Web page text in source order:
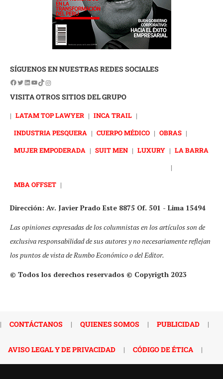
SÍGUENOS EN NUESTRAS REDES SOCIALES
VISITA OTROS SITIOS DEL GRUPO
| LATAM TOP LAWYER | INCA TRAIL |
INDUSTRIA PESQUERA | CUERPO MÉDICO | OBRAS |
MUJER EMPODERADA | SUIT MEN | LUXURY | LA BARRA
|
MBA OFFSET |
Dirección: Av. Javier Prado Este 8875 Of. 501 - Lima 15494
Las opiniones expresadas de los columnistas en los artículos son de
exclusiva responsabilidad de sus autores y no necesariamente reflejan
los puntos de vista de Rumbo Económico o del Editor.
© Todos los derechos reservados © Copyrigth 2023
| CONTÁCTANOS | QUIENES SOMOS | PUBLICIDAD |
AVISO LEGAL Y DE PRIVACIDAD | CÓDIGO DE ÉTICA |